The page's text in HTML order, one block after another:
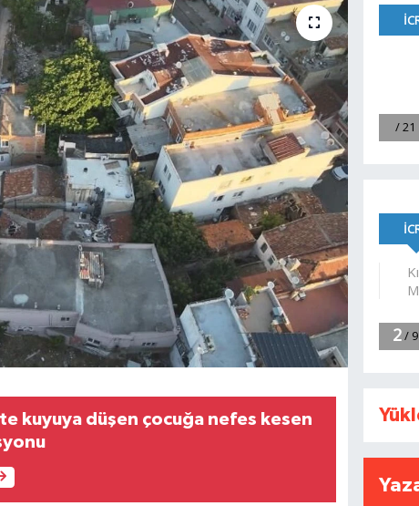
kuyuya düşen çocuğa nefes kesen